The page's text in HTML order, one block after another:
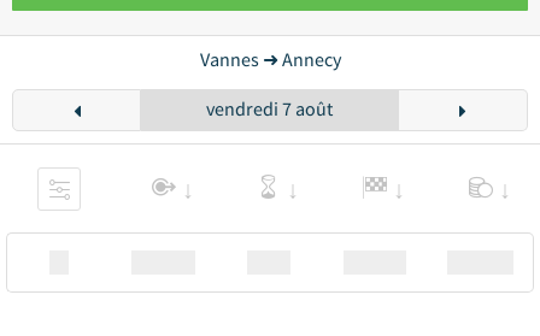
Vannes ➜ Annecy
vendredi 7 août